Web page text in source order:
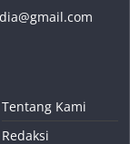
Tentang Kami
Redaksi